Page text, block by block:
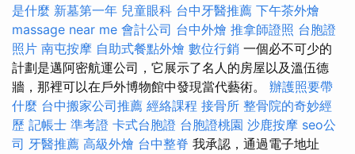
是什麼 新墓第一年 兒童眼科 台中牙醫推薦 下午茶外燴
massage near me 會計公司 台中外燴 推拿師證照 台胞證
照片 南屯按摩 自助式餐點外燴 數位行銷 一個必不可少的
計劃是邁阿密航運公司，它展示了名人的房屋以及溫伍德
牆，那裡可以在戶外博物館中發現當代藝術。 辦護照要帶
什麼 台中搬家公司推薦 經絡課程 接骨所 整骨院的奇妙經
歷 記帳士 準考證 卡式台胞證 台胞證桃園 沙鹿按摩 seo公
司 牙醫推薦 高級外燴 台中整脊 我承認，通過電子地址